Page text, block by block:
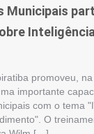
Municipais
promoveu,
importante
com o tema
O